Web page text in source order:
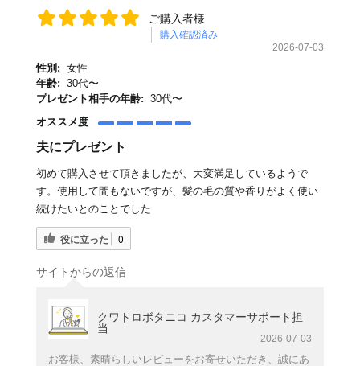
ご購入者様
購入確認済み
2026-07-03
性別: 女性
年齢: 30代〜
プレゼント相手の年齢: 30代〜
オススメ度
夫にプレゼント
初めて購入させて頂きましたが、大変満足しているようで
す。使用して間もないですが、髪の毛の質や香りがよく使い
続けたいとのことでした
役に立った 0
サイトからの返信
クワトロボタニコ カスタマーサポート担
当
2026-07-03
お客様、素晴らしいレビューをお寄せいただき、誠にあ